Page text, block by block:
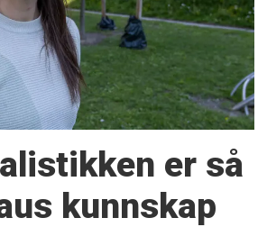
er så
kunnskap